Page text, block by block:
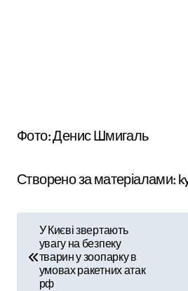
Фото: Денис Шмигаль
Створено за матеріалами:
У Києві звертають
увагу на безпеку
тварин у зоопарку в
умовах ракетних атак
рф